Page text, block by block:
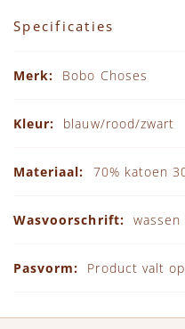
Specificaties
Bobo Choses
blauw/rood/zwart
70% katoen
Product valt